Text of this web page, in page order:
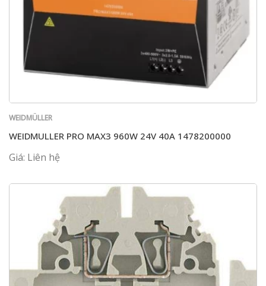
WEIDMÜLLER
WEIDMULLER PRO MAX3 960W 24V 40A 1478200000
Giá: Liên hệ